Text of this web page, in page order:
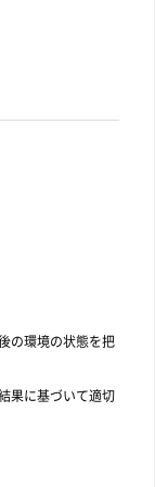
の環境の状態を把
果に基づいて適切